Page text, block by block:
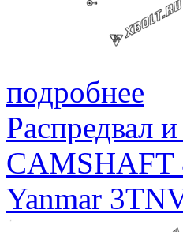
подробнее
Распредвал
Yanmar